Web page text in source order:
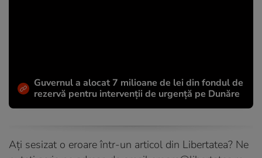
Guvernul a alocat 7 milioane de lei din fondul de
rezervă pentru intervenții de urgență pe Dunăre
Ați sesizat o eroare într-un articol din Libertatea? Ne